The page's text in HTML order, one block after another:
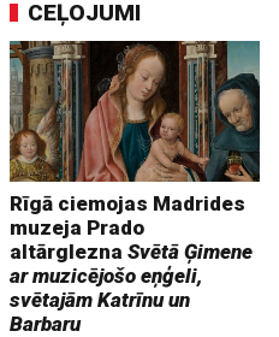
CEĻOJUMI
Rīgā ciemojas Madrides
muzeja Prado
altārgleznaSvētā Ģimene
ar muzicējošo eņģeli,
svētajām Katrīnu un
Barbaru